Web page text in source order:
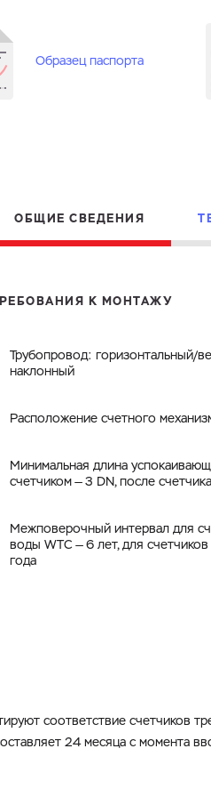
Файл с реквизитами
Образец паспорта
ОБЩИЕ СВЕДЕНИЯ
К МОНТАЖУ
Трубопровод: горизонтальный/
наклонный
Расположение счетного
Минимальная длина
счетчиком — 3 DN, после
Межповерочный интервал для
воды WTC — 6 лет, для
года
соответствие
24 месяца с момента